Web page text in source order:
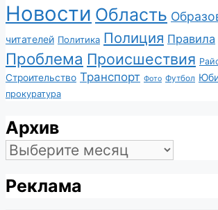
Новости Область
читателей Политика Полиция Правила
Проблема Происшествия
Строительство Транспорт Фото Футбол
прокуратура
Архив
Архив
Реклама